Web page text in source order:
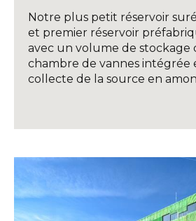
Notre plus petit réservoir
et premier réservoir
avec un volume de stockage
chambre de vannes intégrée
collecte de la source en